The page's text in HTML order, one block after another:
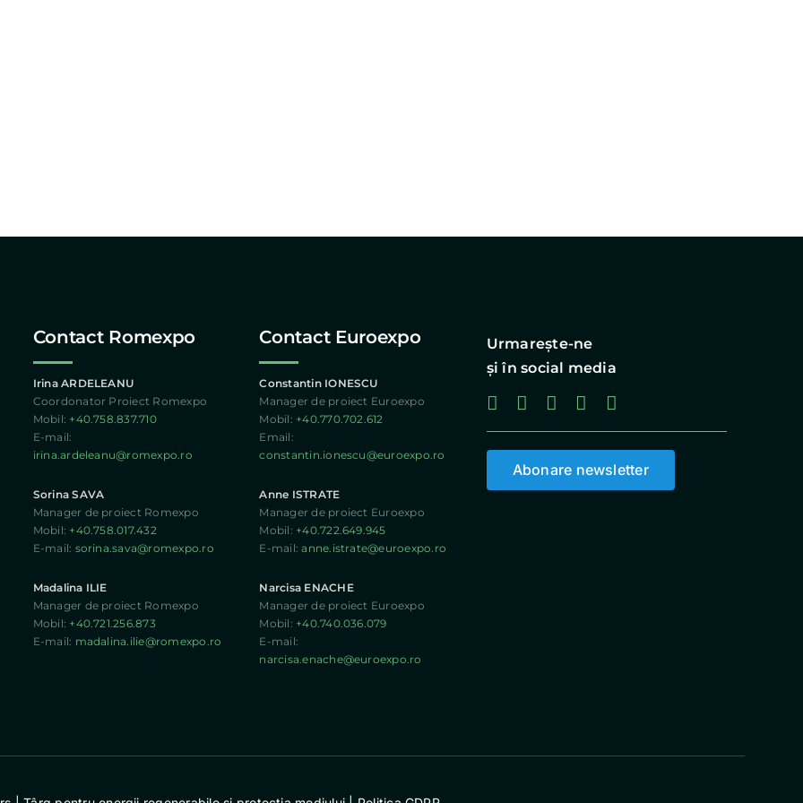
Contact Romexpo
Irina ARDELEANU
Coordonator Proiect Romexpo
Mobil: +40.758.837.710
E-mail:
irina.ardeleanu@romexpo.ro
Sorina SAVA
Manager de proiect Romexpo
Mobil: +40.758.017.432
E-mail: sorina.sava@romexpo.ro
Madalina ILIE
Manager de proiect Romexpo
Mobil: +40.721.256.873
E-mail: madalina.ilie@romexpo.ro
Contact Euroexpo
Constantin IONESCU
Manager de proiect Euroexpo
Mobil: +40.770.702.612
Email:
constantin.ionescu@euroexpo.ro
Anne ISTRATE
Manager de proiect Euroexpo
Mobil: +40.722.649.945
E-mail:anne.istrate@euroexpo.ro
Narcisa ENACHE
Manager de proiect Euroexpo
Mobil: +40.740.036.079
E-mail:
narcisa.enache@euroexpo.ro
Urmareşte-ne
şi în social media
Abonare newsletter